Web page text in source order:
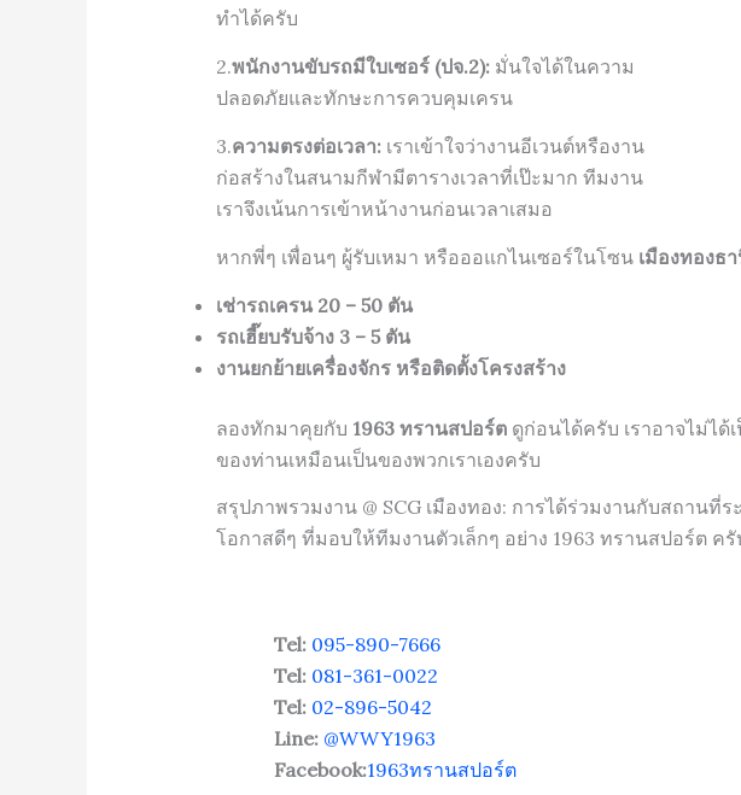
ทำได้ครับ
2.พนักงานขับรถมีใบเซอร์ (ปจ.2):มั่นใจได้ในความ
ปลอดภัยและทักษะการควบคุมเครน
3.ความตรงต่อเวลา:เราเข้าใจว่างานอีเวนต์หรืองาน
ก่อสร้างในสนามกีฬามีตารางเวลาที่เป๊ะมาก ทีมงาน
เราจึงเน้นการเข้าหน้างานก่อนเวลาเสมอ
หากพี่ๆ เพื่อนๆ ผู้รับเหมา หรือออแกไนเซอร์ในโซน เมืองทองธ
เช่ารถเครน 20 – 50 ตัน
รถเฮี๊ยบรับจ้าง 3 – 5 ตัน
งานยกย้ายเครื่องจักร หรือติดตั้งโครงสร้าง
ลองทักมาคุยกับ 1963 ทรานสปอร์ตดูก่อนได้ครับ เราอาจไม่ไ
ของท่านเหมือนเป็นของพวกเราเองครับ
สรุปภาพรวมงาน @ SCG เมืองทอง: การได้ร่วมงานกับสถาน
โอกาสดีๆ ที่มอบให้ทีมงานตัวเล็กๆ อย่าง 1963 ทรานสปอร์ต ครั
Tel: 095-890-7666
Tel: 081-361-0022
Tel: 02-896-5042
Line: @WWY1963
Facebook:1963ทรานสปอร์ต